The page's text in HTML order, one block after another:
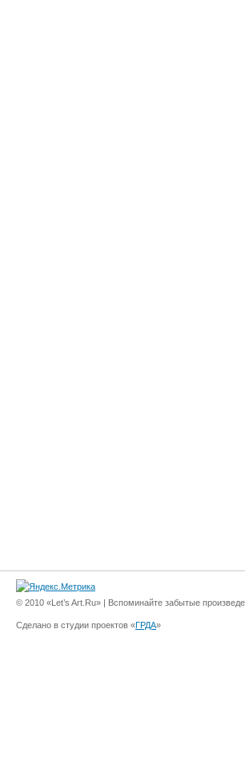
© 2010 «Let’s Art.Ru» | Вспоминайте забытые
Сделано в студии проектов «ГРДА»